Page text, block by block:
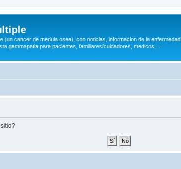
(un cancer de medula osea), con noticias, informacion de la enfermedad,
gammapatia para pacientes, familiares/cuidadores, medicos,...